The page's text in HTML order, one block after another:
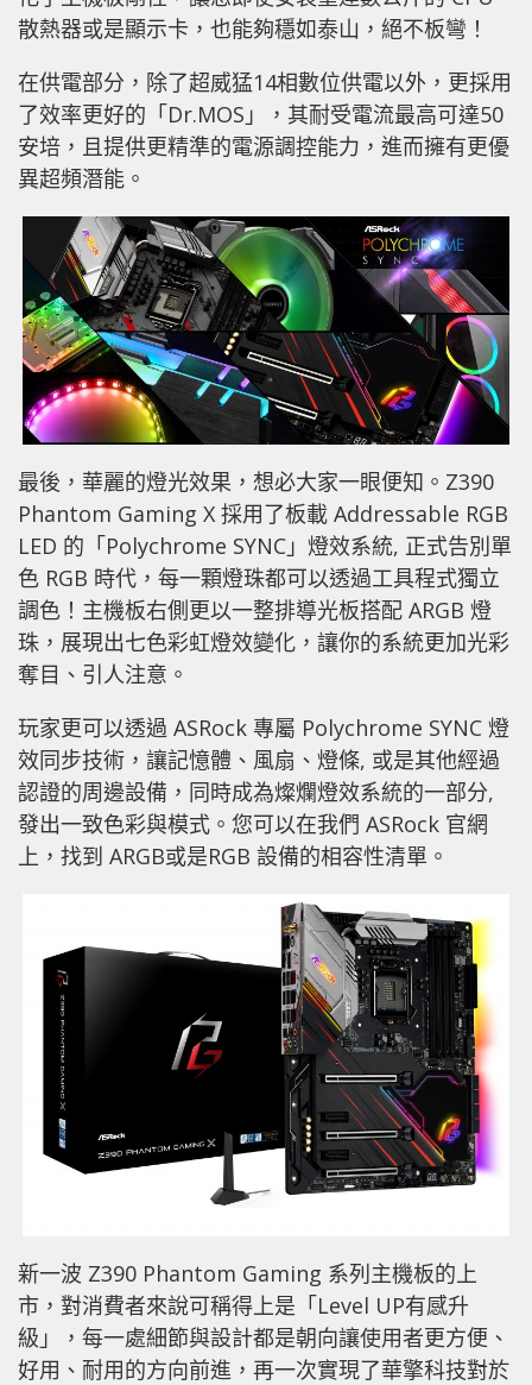
散熱器或是顯示卡，也能夠穩如泰山，絕不板彎！
在供電部分，除了超威猛14相數位供電以外，更採用
了效率更好的「Dr.MOS」，其耐受電流最高可達50
安培，且提供更精準的電源調控能力，進而擁有更優
異超頻潛能。
最後，華麗的燈光效果，想必大家一眼便知。Z390
Phantom Gaming X 採用了板載 Addressable RGB
LED 的「Polychrome SYNC」燈效系統, 正式告別單
色 RGB 時代，每一顆燈珠都可以透過工具程式獨立
調色！主機板右側更以一整排導光板搭配 ARGB 燈
珠，展現出七色彩虹燈效變化，讓你的系統更加光彩
奪目、引人注意。
玩家更可以透過 ASRock 專屬 Polychrome SYNC 燈
效同步技術，讓記憶體、風扇、燈條, 或是其他經過
認證的周邊設備，同時成為燦爛燈效系統的一部分,
發出一致色彩與模式。您可以在我們 ASRock 官網
上，找到 ARGB或是RGB 設備的相容性清單。
新一波 Z390 Phantom Gaming 系列主機板的上
市，對消費者來說可稱得上是「Level UP有感升
級」，每一處細節與設計都是朝向讓使用者更方便、
好用、耐用的方向前進，再一次實現了華擎科技對於